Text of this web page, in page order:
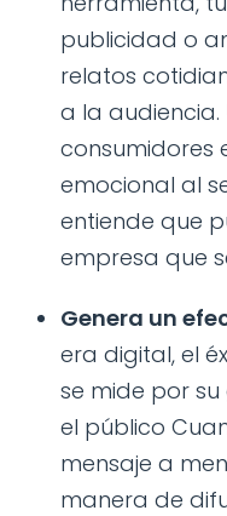
publicidad o
relatos
a la audiencia.
consumidores
emocional al
entiende que
empresa que
Genera un
era digital, el
se mide por
el público
mensaje a
manera de